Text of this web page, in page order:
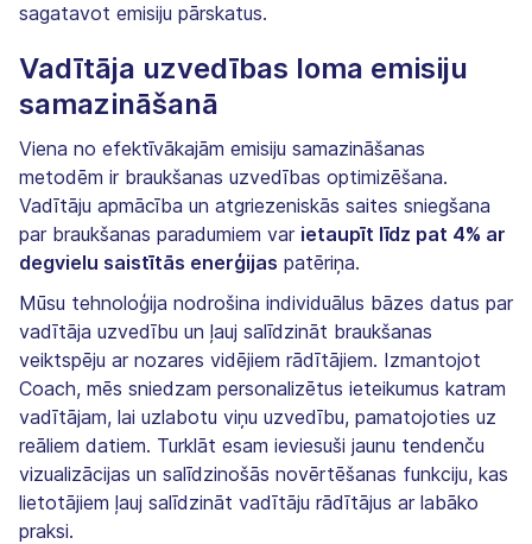
sagatavot emisiju pārskatus.
Vadītāja uzvedības loma emisiju
samazināšanā
Viena no efektīvākajām emisiju samazināšanas
metodēm ir braukšanas uzvedības optimizēšana.
Vadītāju apmācība un atgriezeniskās saites sniegšana
par braukšanas paradumiem var ietaupīt līdz pat 4% ar
degvielu saistītās enerģijas patēriņa.
Mūsu tehnoloģija nodrošina individuālus bāzes datus par
vadītāja uzvedību un ļauj salīdzināt braukšanas
veiktspēju ar nozares vidējiem rādītājiem. Izmantojot
Coach, mēs sniedzam personalizētus ieteikumus katram
vadītājam, lai uzlabotu viņu uzvedību, pamatojoties uz
reāliem datiem. Turklāt esam ieviesuši jaunu tendenču
vizualizācijas un salīdzinošās novērtēšanas funkciju, kas
lietotājiem ļauj salīdzināt vadītāju rādītājus ar labāko
praksi.